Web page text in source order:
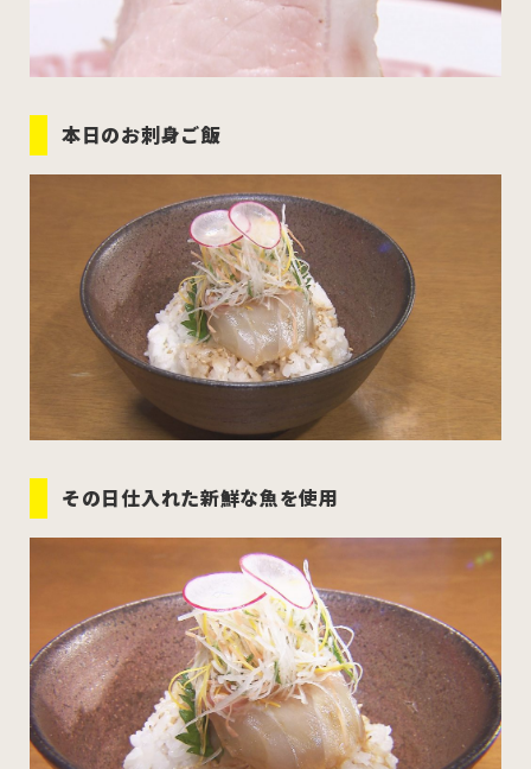
本日のお刺身ご飯
その日仕入れた新鮮な魚を使用